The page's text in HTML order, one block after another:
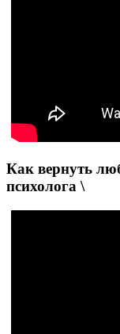
Как вернуть
психолога \